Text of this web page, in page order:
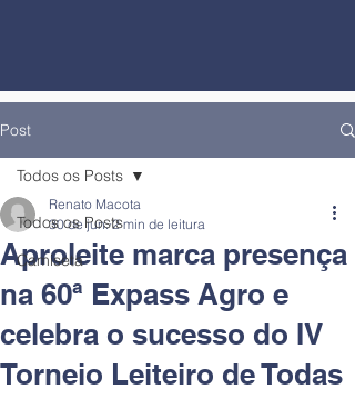
Post
Todos os Posts
Camiseta
Todos os Posts
Aproleite marca presença
na 60ª Expass Agro e
celebra o sucesso do IV
Torneio Leiteiro de Todas
Renato Macota
30 de jun. 2 min de leitura